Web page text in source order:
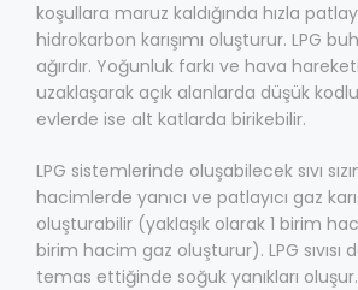
koşullara maruz kaldığında hızla
hidrokarbon karışımı oluşturur. LPG
ağırdır. Yoğunluk farkı ve hava
uzaklaşarak açık alanlarda düşük
evlerde ise alt katlarda birikebilir.
LPG sistemlerinde oluşabilecek sıvı
hacimlerde yanıcı ve patlayıcı gaz
oluşturabilir (yaklaşık olarak 1 birim
birim hacim gaz oluşturur). LPG sıvısı
temas ettiğinde soğuk yanıkları